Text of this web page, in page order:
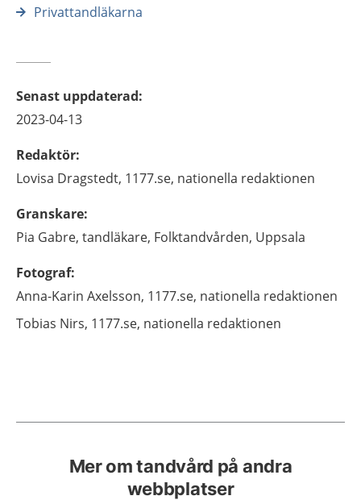
Privattandläkarna
Senast uppdaterad:
2023-04-13
Redaktör:
Lovisa Dragstedt, 1177.se, nationella redaktionen
Granskare:
Pia Gabre, tandläkare, Folktandvården, Uppsala
Fotograf:
Anna-Karin Axelsson, 1177.se, nationella redaktionen
Tobias Nirs, 1177.se, nationella redaktionen
Mer om tandvård på andra
webbplatser